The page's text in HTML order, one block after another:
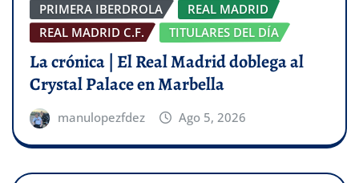
PRIMERA IBERDROLA
REAL MADRID
REAL MADRID C.F.
TITULARES DEL DÍA
La crónica | El Real Madrid doblega al
Crystal Palace en Marbella
manulopezfdez Ago 5, 2026